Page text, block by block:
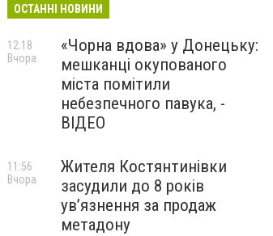
ОСТАННІ НОВИНИ
«Чорна вдова» у Донецьку:
мешканці окупованого
міста помітили
небезпечного павука, -
ВІДЕО
12:18
Вчора
Жителя Костянтинівки
засудили до 8 років
ув’язнення за продаж
метадону
11:56
Вчора